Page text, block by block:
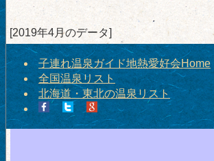
[2019年4月のデータ]
子連れ温泉ガイド地熱愛好会Home
全国温泉リスト
北海道・東北の温泉リスト